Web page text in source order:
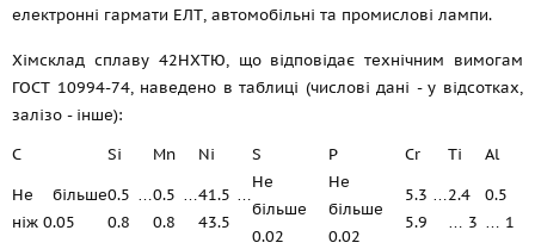
електронні гармати ЕЛТ, автомобільні та промислові лампи.
Хімсклад сплаву 42НХТЮ, що відповідає технічним вимогам
ГОСТ 10994-74, наведено в таблиці (числові дані - у відсотках,
залізо - інше):
C
Si Mn Ni S P Cr Ti
Al
Не більше
ніж 0.05
0.5 …
0.8
0.5 …
0.8
41.5 …
43.5
Не
більше
0.02
Не
більше
0.02
5.3 …
5.9
2.4
… 3
0.5
… 1